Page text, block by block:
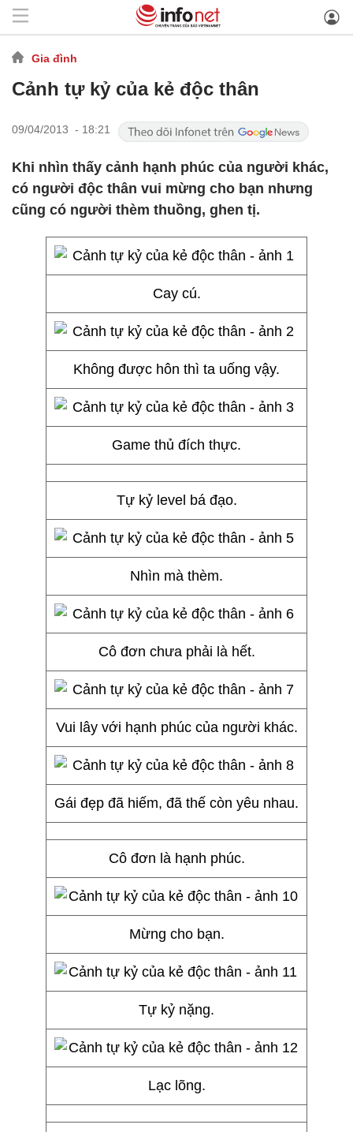
Gia đình
Cảnh tự kỷ của kẻ độc thân
09/04/2013 - 18:21
Khi nhìn thấy cảnh hạnh phúc của người khác,
có người độc thân vui mừng cho bạn nhưng
cũng có người thèm thuồng, ghen tị.
Cay cú.
Không được hôn thì ta uống vậy.
Game thủ đích thực.
Tự kỷ level bá đạo.
Nhìn mà thèm.
Cô đơn chưa phải là hết.
Vui lây với hạnh phúc của người khác.
Gái đẹp đã hiếm, đã thế còn yêu nhau.
Cô đơn là hạnh phúc.
Mừng cho bạn.
Tự kỷ nặng.
Lạc lõng.